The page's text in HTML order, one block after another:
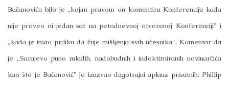
Bačanoviću bilo je „kojim pravom on komentira Konferenciju kada
nije proveo ni jedan sat na petodnevnoj otvorenoj Konferenciji" i
„kada je imao priliku da čuje mišljenja svih učesnika". Komentar da
je „Sarajevo puno mladih, nadobudnih i indoktirniranih novinarčića
kao što je Bačanović" je izazvao dugotrajni aplauz prisutnih. Phillip